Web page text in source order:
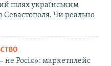
шлях українським
Севастополя. Чи реально
не Росія»: маркетплейс